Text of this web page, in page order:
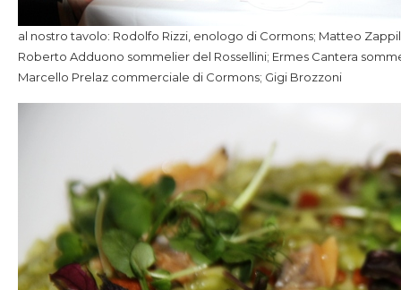
al nostro tavolo: Rodolfo Rizzi, enologo di Cormons; Matteo
Roberto Adduono sommelier del Rossellini; Ermes Cantera
Marcello Prelaz commerciale di Cormons; Gigi Brozzoni